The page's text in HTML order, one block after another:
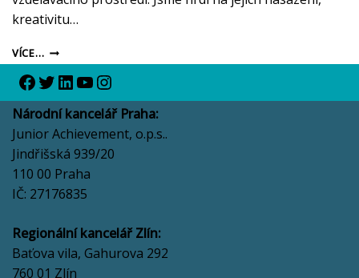
kreativitu…
VÍCE…
Národní kancelář Praha:
Junior Achievement, o.p.s..
Jindřišská 939/20
110 00 Praha
IČ: 27176835
Regionální kancelář Zlín:
Baťova vila, Gahurova 292
760 01 Zlín